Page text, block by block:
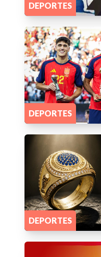
DEPORTES
DEPORTES
DEPORTES